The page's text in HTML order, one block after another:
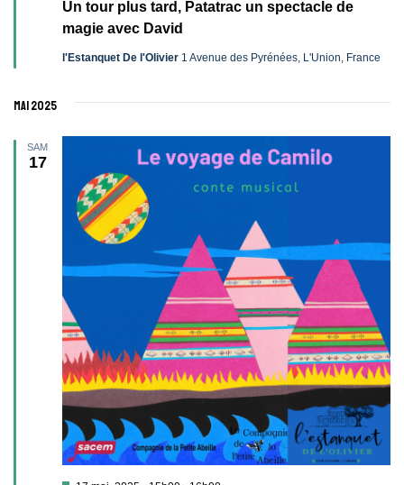
Un tour plus tard, Patatrac un spectacle de
magie avec David
avant
l'Estanquet De l'Olivier 1 Avenue des Pyrénées, L'Union, France
mai 2025
SAM
17